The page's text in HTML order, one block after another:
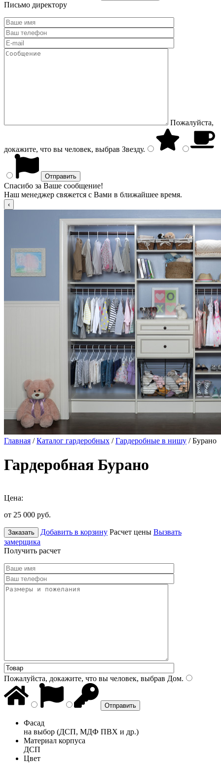
Письмо директору
Пожалуйста,
докажите, что вы человек, выбрав Звезду.
Спасибо за Ваше сообщение!
Наш менеджер свяжется с Вами в ближайшее время.
Главная /Каталог гардеробных /Гардеробные в нишу / Бурано
Гардеробная Бурано
Цена:
от 25 000 руб.
Заказать Добавить в корзину Расчет цены Вызвать
замерщика
Получить расчет
Пожалуйста, докажите, что вы человек, выбрав Дом.
Фасад
на выбор (ДСП, МДФ ПВХ и др.)
Материал корпуса
ДСП
Цвет